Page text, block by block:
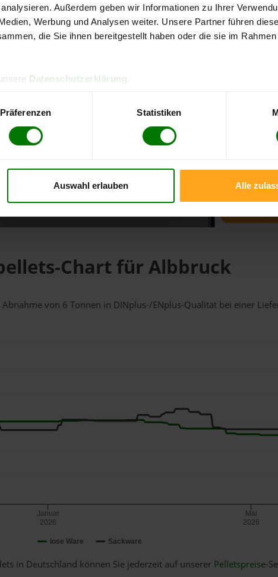
Außerdem geben wir Informationen zu Ihrer
Werbung und Analysen weiter. Unsere Partner führen
die Sie ihnen bereitgestellt haben oder die sie im
Datenschutzerklärung
Präferenzen Statistiken
Auswahl erlauben Alle
bestellen
Chart für Albbruck
von 6 Tonnen in DINplus-/ENplus-Qualität bei einer
lose Ware Sackware
Januar
2026
Mai
2026
in Deutschland können Sie jederzeit auf unserer Pelletspreise-